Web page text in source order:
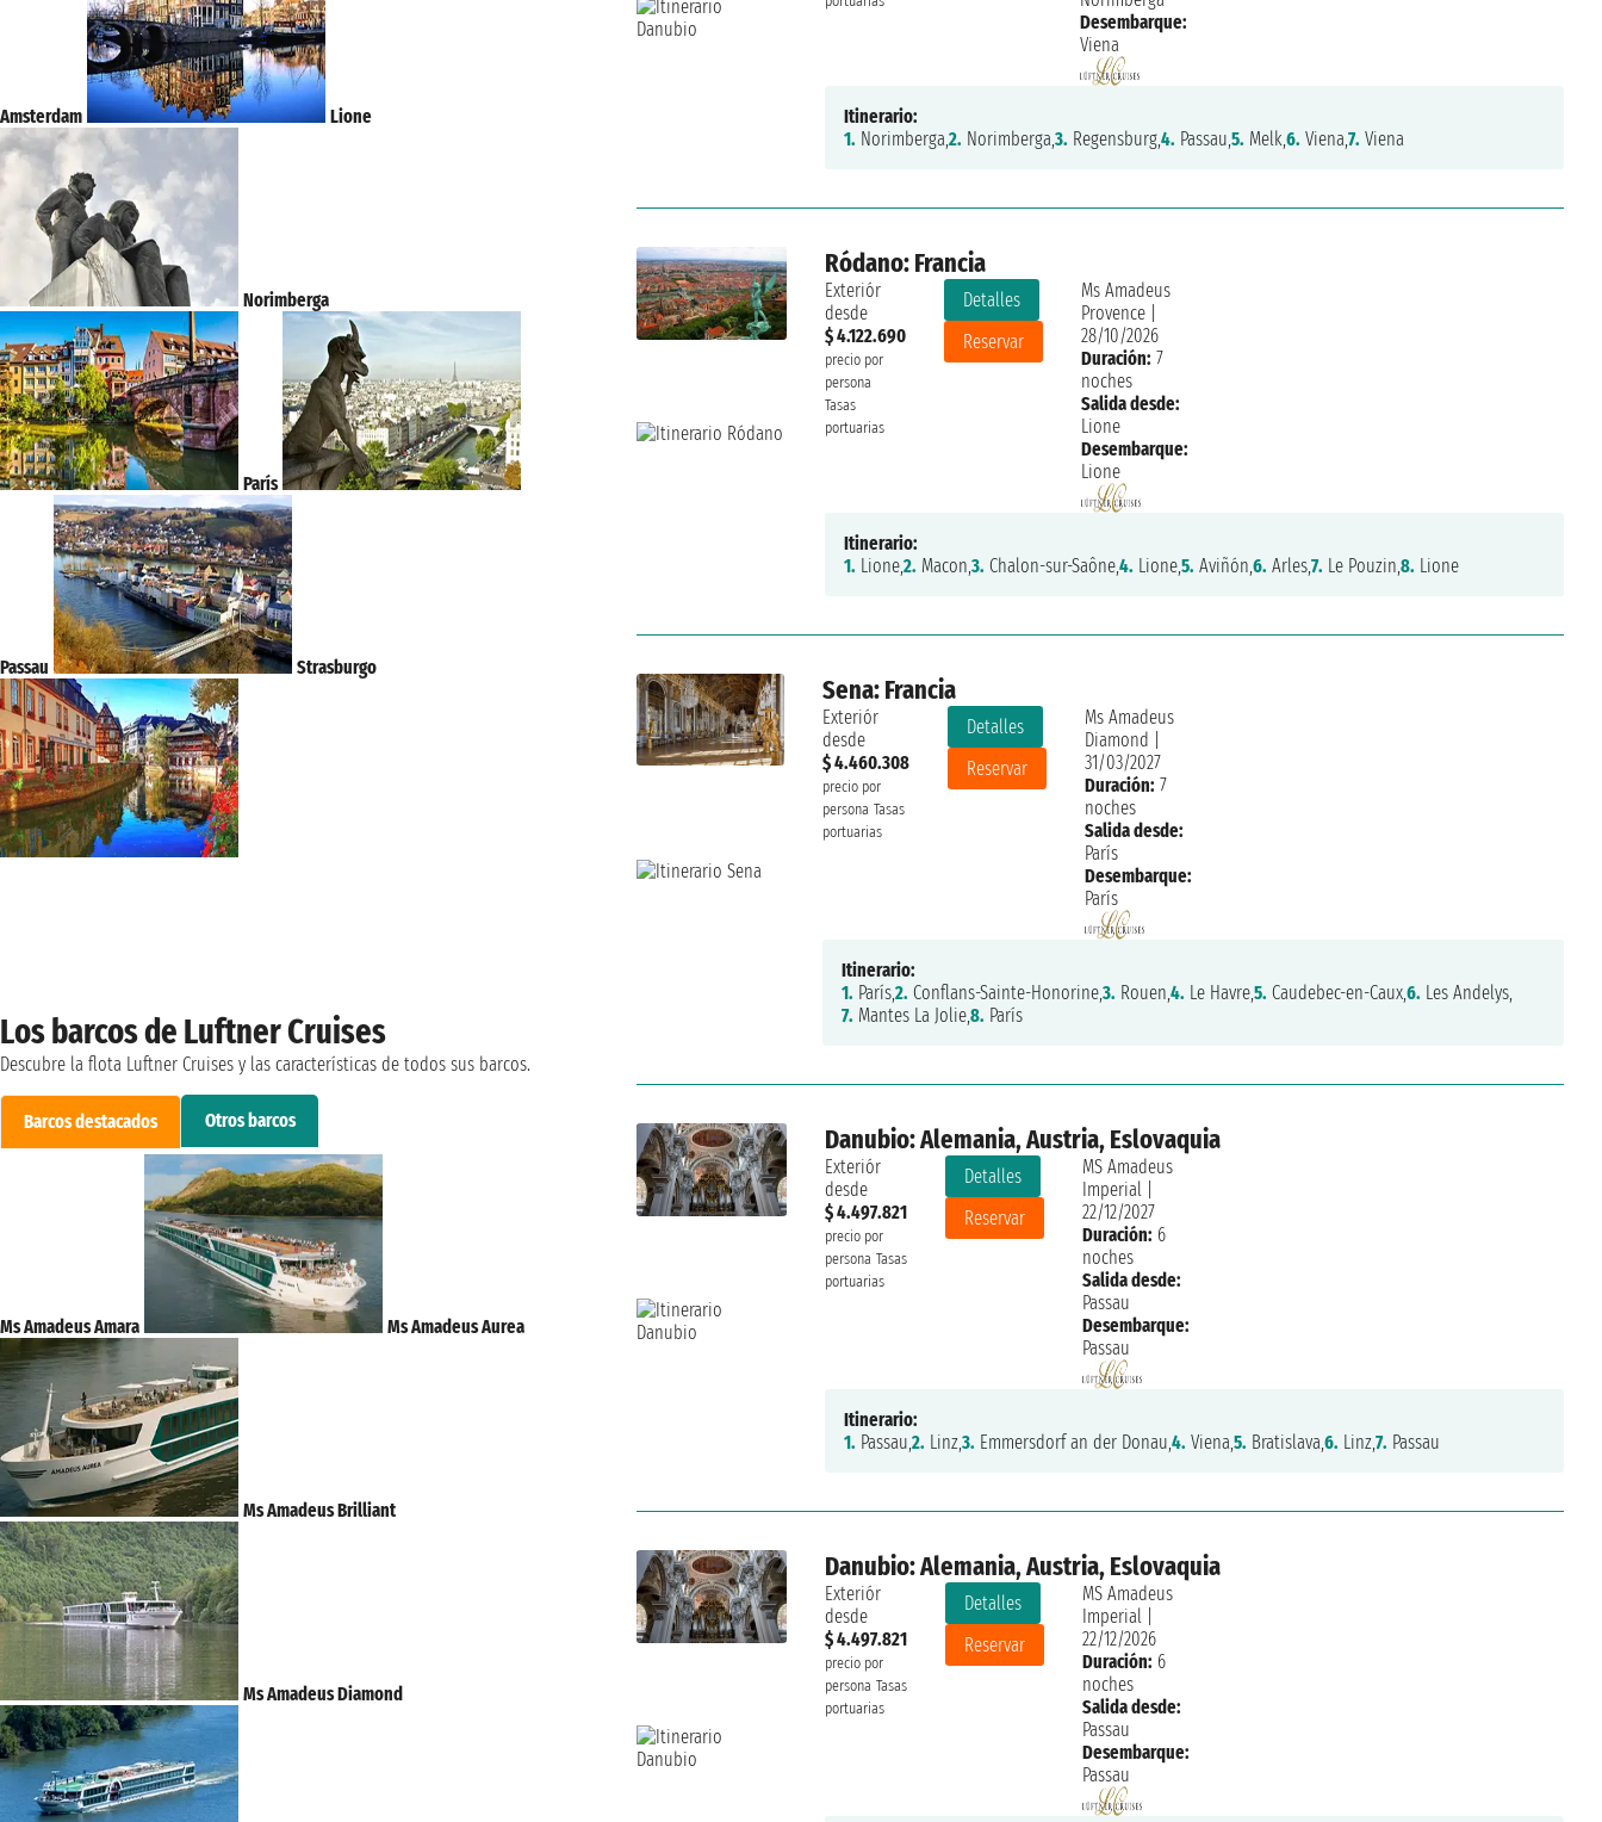
Desembarque:
Viena
Itinerario:
1. Norimberga,2. Norimberga,3. Regensburg,4. Passau,5. Melk,6. Viena,7. Viena
Ródano: Francia
Exteriór
desde
$ 4.122.690
precio por
persona
Tasas
portuarias
Detalles
Reservar
Ms Amadeus
Provence|
28/10/2026
Duración: 7
noches
Salida desde:
Lione
Desembarque:
Lione
Itinerario:
1. Lione,2. Macon,3. Chalon-sur-Saône,4. Lione,5. Aviñón,6. Arles,7. Le Pouzin,8. Lione
Sena: Francia
Exteriór
desde
$ 4.460.308
precio por
persona Tasas
portuarias
Detalles
Reservar
Ms Amadeus
Diamond
31/03/2027
Duración: 7
noches
Salida desde:
París
Desembarque:
París
Itinerario:
1. París,2. Conflans-Sainte-Honorine,3. Rouen,4. Le Havre,5. Caudebec-en-Caux,6. Les Andelys,
7. Mantes La Jolie,8. París
Danubio: Alemania, Austria, Eslovaquia
Exteriór
desde
$ 4.497.821
precio por
persona Tasas
portuarias
Detalles
Reservar
MS Amadeus
Imperial|
22/12/2027
Duración: 6
noches
Salida desde:
Passau
Desembarque:
Passau
Itinerario:
1. Passau,2. Linz,3. Emmersdorf an der Donau,4. Viena,5. Bratislava,6. Linz,7. Passau
Danubio: Alemania, Austria, Eslovaquia
Exteriór
desde
$ 4.497.821
precio por
persona Tasas
portuarias
Detalles
Reservar
MS Amadeus
Imperial|
22/12/2026
Duración: 6
noches
Salida desde:
Passau
Desembarque:
Passau
Amsterdam Lione
Norimberga
París
Passau Strasburgo
Los barcos de Luftner Cruises
Descubre la flota Luftner Cruises y las características de todos sus barcos.
Barcos destacados Otros barcos
Ms Amadeus Amara Ms Amadeus Aurea
Ms Amadeus Brilliant
Ms Amadeus Diamond